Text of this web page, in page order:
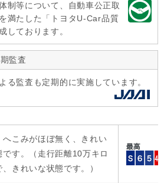
制等について、自動車公正取
満たした「トヨタU-Car品質
しております。
監査
る監査も定期的に実施しています。
へこみがほぼ無く、きれい
です。（走行距離10万キロ
、きれいな状態です。）